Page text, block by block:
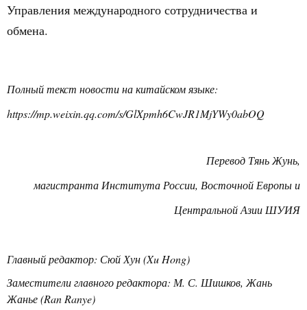
Управления международного сотрудничества и
обмена.
Полный текст новости на китайском языке:
https://mp.weixin.qq.com/s/GlXpmh6CwJR1MjYWy0abOQ
Перевод Тянь Жунь,
магистранта Института России, Восточной Европы и
Центральной Азии ШУИЯ
Главный редактор: Сюй Хун (Xu Hong)
Заместители главного редактора: М. С. Шишков, Жань
Жанье (Ran Ranye)